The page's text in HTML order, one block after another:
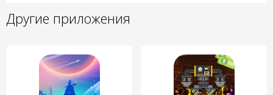
Другие приложения